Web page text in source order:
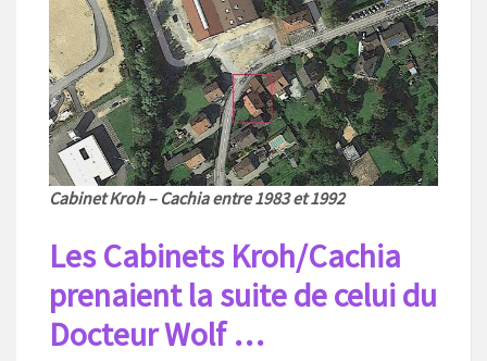
Cabinet Kroh – Cachia entre 1983 et 1992
Les Cabinets Kroh/Cachia
prenaient la suite de celui du
Docteur Wolf …